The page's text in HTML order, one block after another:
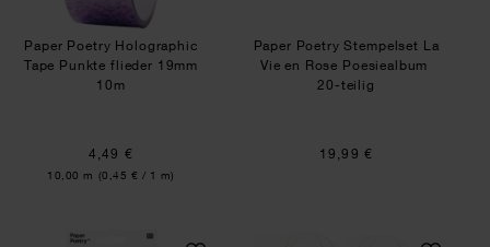
Paper Poetry Holographic
Tape Punkte flieder 19mm
10m
4,49 €
Inhalt:
10,00 m (0,45 € / 1 m)
Paper Poetry Stempelset La
Vie en Rose Poesiealbum
20-teilig
19,99 €
Paper Poetry Sticker Herzen neonpink 24 Stück
Paper Poetry